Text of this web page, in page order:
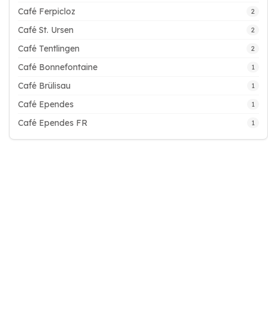
Café Ferpicloz 2
Café St. Ursen 2
Café Tentlingen 2
Café Bonnefontaine 1
Café Brülisau 1
Café Ependes 1
Café Ependes FR 1